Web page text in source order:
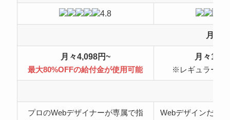
4.8
月額
月々4,098円~
最大80%OFFの給付金が使用可能
月々
※レギュラープ
プロのWebデザイナーが専属で指
Webデザインだけ